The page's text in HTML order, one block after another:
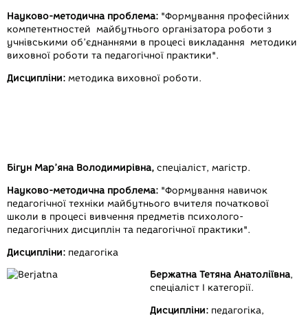
Науково-методична проблема: "Формування професійних
компетентностей майбутнього організатора роботи з
учнівськими об’єднаннями в процесі викладання методики
виховної роботи та педагогічної практики".
Дисципліни: методика виховної роботи.
Бігун Мар’яна Володимирівна, спеціаліст, магістр.
Науково-методична проблема: "Формування навичок
педагогічної техніки майбутнього вчителя початкової
школи в процесі вивчення предметів психолого-
педагогічних дисциплін та педагогічної практики".
Дисципліни: педагогіка
Бержатна Тетяна Анатоліївна,
спеціаліст І категорії.
Дисципліни: педагогіка,